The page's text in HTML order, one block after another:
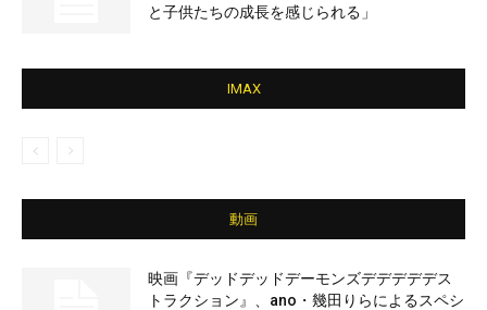
と子供たちの成長を感じられる」
IMAX
動画
映画『デッドデッドデーモンズデデデデデス
トラクション』、ano・幾田りらによるスペシ